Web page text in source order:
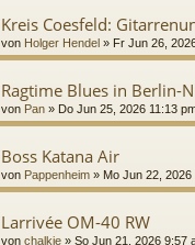
Kreis Coesfeld:
von Holger Hendel » Fr Jun 26,
Ragtime Blues in Berlin-
von Pan » Do Jun 25, 2026 11:13
Boss Katana Air
von Pappenheim » Mo Jun 22, 2026
Larrivée OM-40 RW
von chalkie » So Jun 21, 2026 9:57